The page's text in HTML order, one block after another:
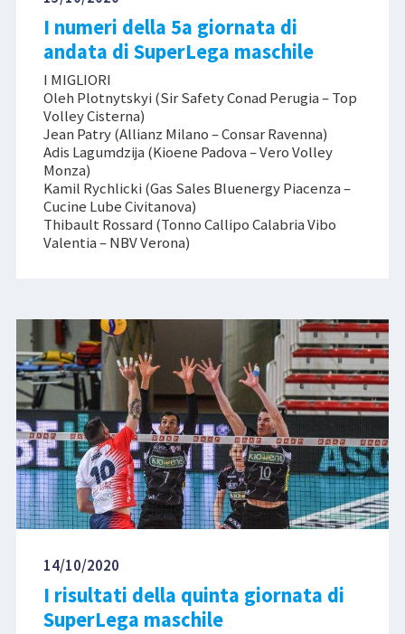
I numeri della 5a giornata di
andata di SuperLega maschile
I MIGLIORI
Oleh Plotnytskyi (Sir Safety Conad Perugia – Top
Volley Cisterna)
Jean Patry (Allianz Milano – Consar Ravenna)
Adis Lagumdzija (Kioene Padova – Vero Volley
Monza)
Kamil Rychlicki (Gas Sales Bluenergy Piacenza –
Cucine Lube Civitanova)
Thibault Rossard (Tonno Callipo Calabria Vibo
Valentia – NBV Verona)
14/10/2020
I risultati della quinta giornata di
SuperLega maschile